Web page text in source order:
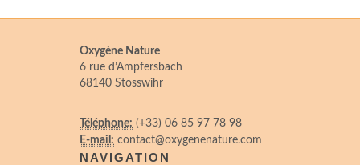
Oxygène Nature
6 rue d’Ampfersbach
68140 Stosswihr
Téléphone: (+33) 06 85 97 78 98
E-mail: contact@oxygenenature.com
NAVIGATION